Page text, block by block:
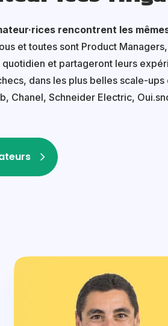
rencontrent les
et toutes sont Product Managers,
et partageront leurs
dans les plus belles scale-ups
Chanel, Schneider Electric,